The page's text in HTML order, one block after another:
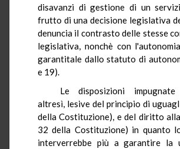
disavanzi di gestione di un
frutto di una decisione legislativa
denuncia il contrasto delle stesse
legislativa, nonchè con
garantitale dallo statuto di
e 19).
Le disposizioni impugnate
altresì, lesive del principio di
della Costituzione), e del diritto
32 della Costituzione) in quanto
interverrebbe più a garantire la